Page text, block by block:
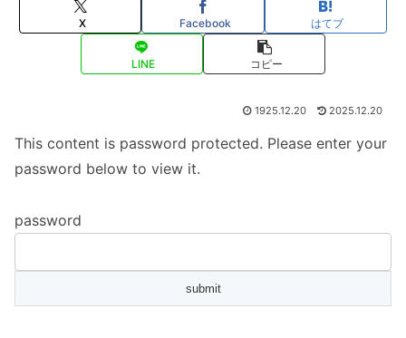
X Facebook はてブ
LINE コピー
1925.12.20 2025.12.20
This content is password protected. Please enter your
password below to view it.
password